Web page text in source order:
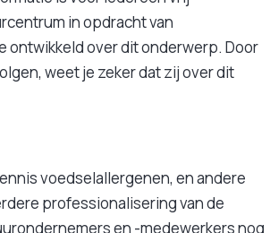
in opdracht van
ontwikkeld over dit onderwerp. Door
weet je zeker dat zij over dit
voedselallergenen, en andere
professionalisering van de
en -medewerkers nog